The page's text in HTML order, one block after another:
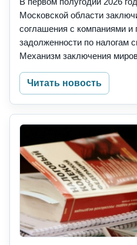
Московской области
соглашения с компаниями
задолженности по налогам
Механизм заключения
Читать новость